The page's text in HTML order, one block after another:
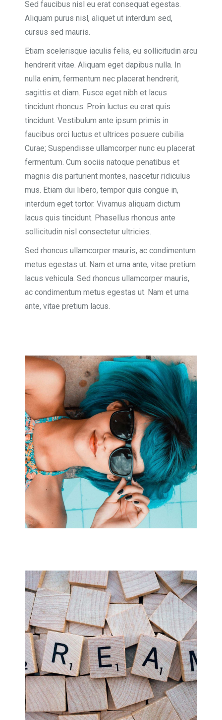
Sed faucibus nisl eu erat consequat egestas.
Aliquam purus nisl, aliquet ut interdum sed,
cursus sed mauris.
Etiam scelerisque iaculis felis, eu sollicitudin arcu
hendrerit vitae. Aliquam eget dapibus nulla. In
nulla enim, fermentum nec placerat hendrerit,
sagittis et diam. Fusce eget nibh et lacus
tincidunt rhoncus. Proin luctus eu erat quis
tincidunt. Vestibulum ante ipsum primis in
faucibus orci luctus et ultrices posuere cubilia
Curae; Suspendisse ullamcorper nunc eu placerat
fermentum. Cum sociis natoque penatibus et
magnis dis parturient montes, nascetur ridiculus
mus. Etiam dui libero, tempor quis congue in,
interdum eget tortor. Vivamus aliquam dictum
lacus quis tincidunt. Phasellus rhoncus ante
sollicitudin nisl consectetur ultricies.
Sed rhoncus ullamcorper mauris, ac condimentum
metus egestas ut. Nam et urna ante, vitae pretium
lacus vehicula. Sed rhoncus ullamcorper mauris,
ac condimentum metus egestas ut. Nam et urna
ante, vitae pretium lacus.